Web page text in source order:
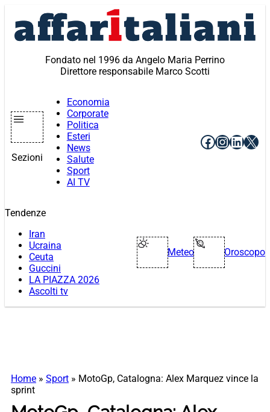
contenuto
Fondato nel 1996 da Angelo Maria Perrino
Direttore responsabile Marco Scotti
Sezioni
Economia
Corporate
Politica
Esteri
News
Salute
Sport
AI TV
Facebook
X
Tendenze
Iran
Ucraina
Ceuta
Guccini
LA PIAZZA 2026
Ascolti tv
Meteo Oroscopo
Home » Sport » MotoGp, Catalogna: Alex Marquez vince la
sprint